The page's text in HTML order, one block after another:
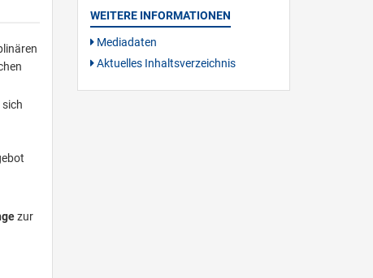
zur
WEITERE INFORMATIONEN
Mediadaten
Aktuelles Inhaltsverzeichnis